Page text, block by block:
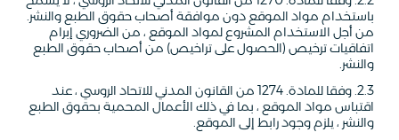
باستخدام مواد الموقع دون موافقة أصحاب حقوق الطبع والنشر.
من أجل الاستخدام المشروع لمواد الموقع ، من الضروري إبرام
اتفاقيات ترخيص (الحصول على تراخيص) من أصحاب حقوق الطبع
والنشر.
2.3. وفقا للمادة. 1274 من القانون المدني للاتحاد الروسي ، عند
اقتباس مواد الموقع ، بما في ذلك الأعمال المحمية بحقوق الطبع
والنشر ، يلزم وجود رابط إلى الموقع.